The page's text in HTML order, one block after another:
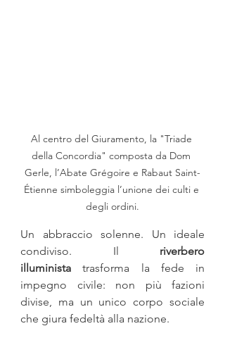
Al centro del Giuramento, la "Triade
della Concordia" composta da Dom
Gerle, l’Abate Grégoire e Rabaut Saint-
Étienne simboleggia l’unione dei culti e
degli ordini.
Un abbraccio solenne. Un ideale
condiviso. Il riverbero
illuminista trasforma la fede in
impegno civile: non più fazioni
divise, ma un unico corpo sociale
che giura fedeltà alla nazione.